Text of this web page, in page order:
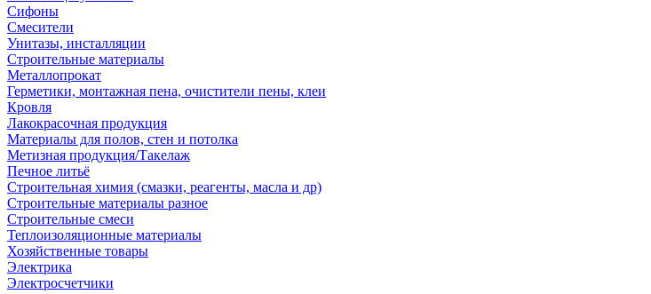
Сифоны
Смесители
Унитазы, инсталляции
Строительные материалы
Металлопрокат
Герметики, монтажная пена, очистители пены, клеи
Кровля
Лакокрасочная продукция
Материалы для полов, стен и потолка
Метизная продукция/Такелаж
Печное литьё
Строительная химия (смазки, реагенты, масла и др)
Строительные материалы разное
Строительные смеси
Теплоизоляционные материалы
Хозяйственные товары
Электрика
Электросчетчики